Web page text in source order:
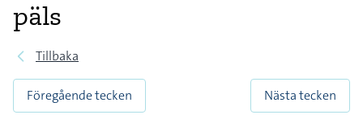
päls
Tillbaka
Föregående tecken
Nästa tecken